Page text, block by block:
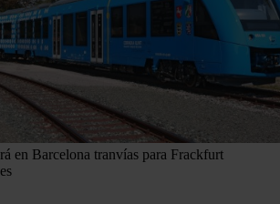
en Barcelona tranvías para Frackfurt